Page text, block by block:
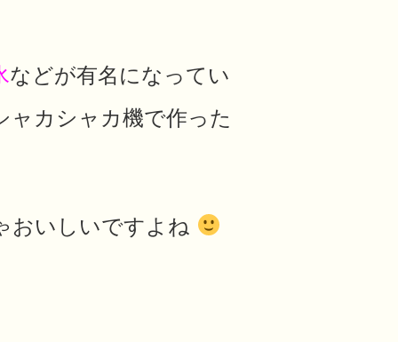
などが有名になってい
ャカシャカ機で作った
おいしいですよね